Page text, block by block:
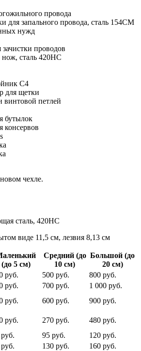
провода
для запального провода, сталь 154CM
нужд
проводов
сталь 420HC
C4
для щетки
петлей
бутылок
консервов
чехле.
сталь, 420HС
виде 11,5 см, лезвия 8,13 см
(до 5 см)
Средний (до
10 см)
Большой (до
20 см)
руб. 500 руб.
800 руб.
руб. 700 руб.
1 000 руб.
руб. 600 руб.
900 руб.
руб. 270 руб.
480 руб.
95 руб.
120 руб.
130 руб. 160 руб.